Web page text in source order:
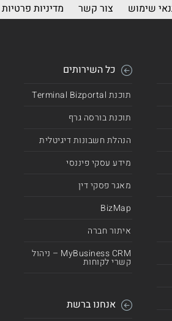
שימוש צור קשר מדיניות פרטיות
כל השירותים
תוכנת Terminal Bizportal
תוכנת בורסה גרף
הנהלת חשבונות דיגיטלית
מידע עסקי פיננסי
מאגר פסקי דין
BizMap
איתור חברה
MyBusiness CRM – ניהול
קשרי לקוחות
אנחנו ברשת